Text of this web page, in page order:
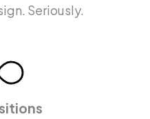
Seriously.